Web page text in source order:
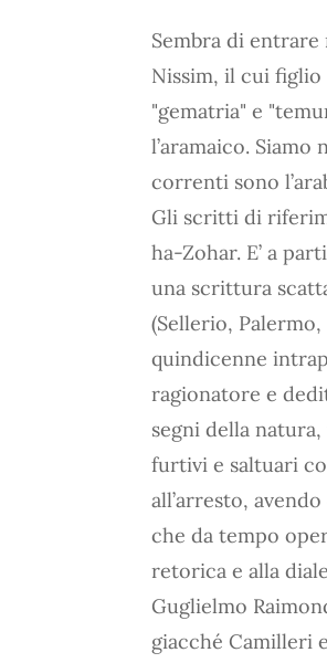
Sembra di
Nissim, il cui figlio
"gematria" e
l’aramaico.
correnti sono
Gli scritti di
ha-Zohar. E’ a
una scrittura
(Sellerio, Palermo,
quindicenne
ragionatore e
segni della
furtivi e saltuari
all’arresto,
che da tempo
retorica e alla
Guglielmo
giacché Camilleri